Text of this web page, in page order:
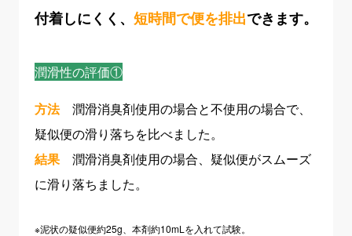
付着しにくく、 短時間で便を排出できます。
潤滑性の評価①
方法潤滑消臭剤使用の場合と不使用の場合で、
疑似便の滑り落ちを比べました。
結果潤滑消臭剤使用の場合、疑似便がスムーズ
に滑り落ちました。
※泥状の疑似便約25g、本剤約10mLを入れて試験。